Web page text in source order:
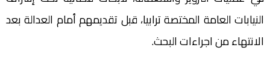
النيابات العامة المختصة ترابيا، قبل تقديمهم أمام العدالة بعد
الانتهاء من اجراءات البحث.